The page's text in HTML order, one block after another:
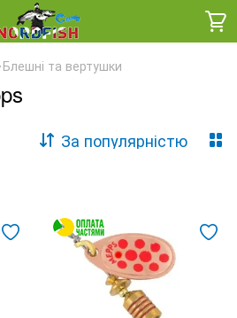
Блешні та вертушки
За популярністю